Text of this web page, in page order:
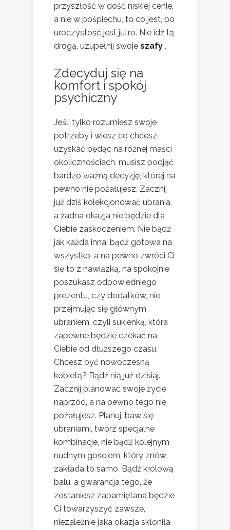
przyszłość w dość niskiej cenie,
a nie w pośpiechu, to co jest, bo
uroczystość jest jutro. Nie idź tą
drogą, uzupełnij swoje szafy .
Zdecyduj się na
komfort i spokój
psychiczny
Jeśli tylko rozumiesz swoje
potrzeby i wiesz co chcesz
uzyskać będąc na różnej maści
okolicznościach, musisz podjąć
bardzo ważną decyzję, której na
pewno nie pożałujesz. Zacznij
już dziś kolekcjonować ubrania,
a żadna okazja nie będzie dla
Ciebie zaskoczeniem. Nie bądź
jak każda inna, bądź gotowa na
wszystko, a na pewno zwróci Ci
się to z nawiązką, na spokojnie
poszukasz odpowiedniego
prezentu, czy dodatków, nie
przejmując się głównym
ubraniem, czyli sukienką, która
zapewne będzie czekać na
Ciebie od dłuższego czasu.
Chcesz być nowoczesną
kobietą? Bądź nią już dzisiaj.
Zacznij planować swoje życie
naprzód, a na pewno tego nie
pożałujesz. Planuj, baw się
ubraniami, twórz specjalne
kombinacje, nie bądź kolejnym
nudnym gościem, który znów
zakłada to samo. Bądź królową
balu, a gwarancja tego, że
zostaniesz zapamiętana będzie
Ci towarzyszyć zawsze,
niezależnie jaka okazja skłoniła